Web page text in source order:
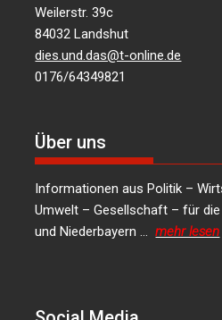
Weilerstr. 39c
84032 Landshut
dies.und.das@t-online.de
0176/64349821
Über uns
Informationen aus Politik –
Umwelt – Gesellschaft – für
und Niederbayern …mehr lesen